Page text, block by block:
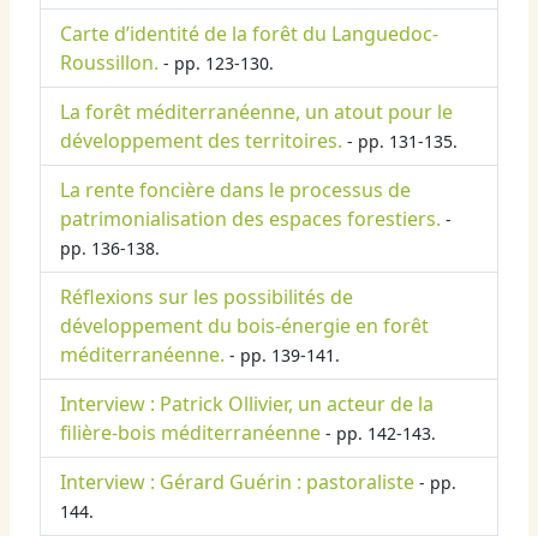
Carte d’identité de la forêt du Languedoc-
Roussillon. - pp. 123-130.
La forêt méditerranéenne, un atout pour le
développement des territoires. - pp. 131-135.
La rente foncière dans le processus de
patrimonialisation des espaces forestiers. -
pp. 136-138.
Réflexions sur les possibilités de
développement du bois-énergie en forêt
méditerranéenne. - pp. 139-141.
Interview : Patrick Ollivier, un acteur de la
filière-bois méditerranéenne - pp. 142-143.
Interview : Gérard Guérin : pastoraliste - pp.
144.